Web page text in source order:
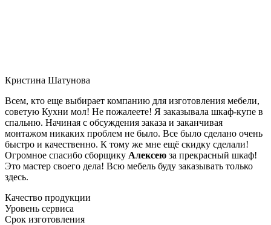
Кристина Шатунова
Всем, кто еще выбирает компанию для изготовления мебели,
советую Кухни мол! Не пожалеете! Я заказывала шкаф-купе в
спальню. Начиная с обсуждения заказа и заканчивая
монтажом никаких проблем не было. Все было сделано очень
быстро и качественно. К тому же мне ещё скидку сделали!
Огромное спасибо сборщику Алексею за прекрасный шкаф!
Это мастер своего дела! Всю мебель буду заказывать только
здесь.
Качество продукции
Уровень сервиса
Срок изготовления